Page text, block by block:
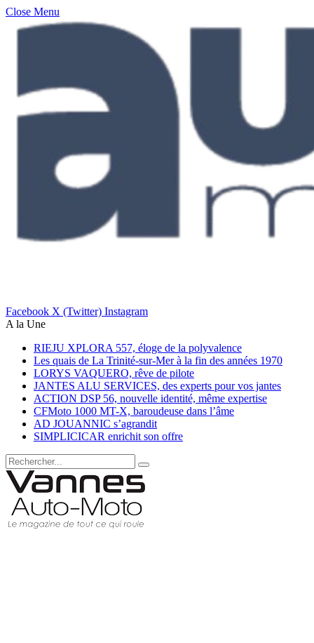
Close Menu
Facebook X (Twitter) Instagram
A la Une
RIEJU XPLORA 557, éloge de la polyvalence
Les quais de La Trinité-sur-Mer à la fin des années 1970
LORYS VAQUERO, rêve de pilote
JANTES ALU SERVICES, des experts pour vos jantes
ACTION DSP 56, nouvelle identité, même expertise
CFMoto 1000 MT-X, baroudeuse dans l’âme
AD JOUANNIC s’agrandit
SIMPLICICAR enrichit son offre